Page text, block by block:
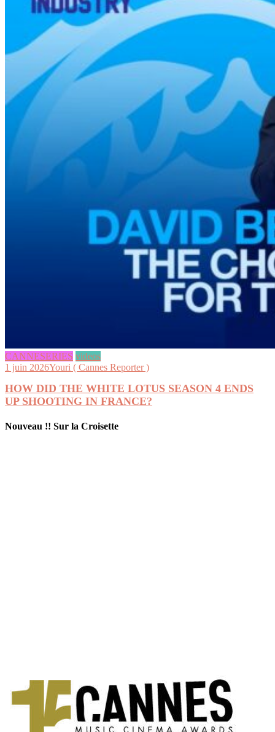
CANNESERIES videos
1 juin 2026Youri ( Cannes Reporter )
HOW DID THE WHITE LOTUS SEASON 4 ENDS
UP SHOOTING IN FRANCE?
Nouveau !! Sur la Croisette